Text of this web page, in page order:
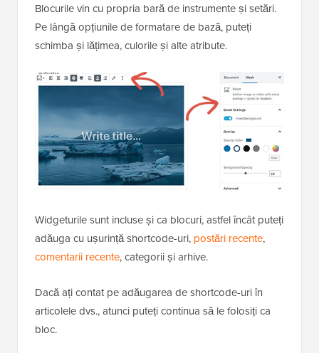
Blocurile vin cu propria bară de instrumente și setări.
Pe lângă opțiunile de formatare de bază, puteți
schimba și lățimea, culorile și alte atribute.
Widgeturile sunt incluse și ca blocuri, astfel încât puteți
adăuga cu ușurință shortcode-uri, postări recente,
comentarii recente, categorii și arhive.
Dacă ați contat pe adăugarea de shortcode-uri în
articolele dvs., atunci puteți continua să le folosiți ca
bloc.